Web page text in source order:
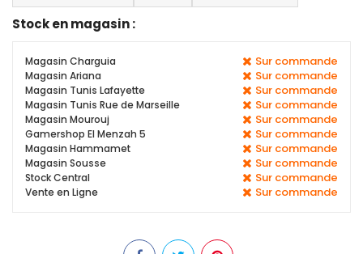
Stock en magasin :
Magasin Charguia Sur commande
Magasin Ariana Sur commande
Magasin Tunis Lafayette Sur commande
Magasin Tunis Rue de Marseille Sur commande
Magasin Mourouj Sur commande
Gamershop El Menzah 5 Sur commande
Magasin Hammamet Sur commande
Magasin Sousse Sur commande
Stock Central Sur commande
Vente en Ligne Sur commande